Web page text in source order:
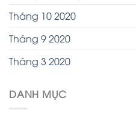
Tháng 10 2020
Tháng 9 2020
Tháng 3 2020
DANH MỤC